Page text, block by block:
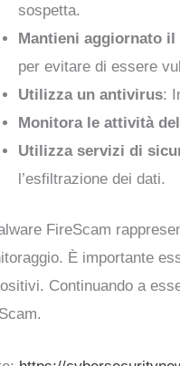
sospetta.
Mantieni aggiornato
per evitare di essere
Utilizza un antivirus:
Monitora le attività
Utilizza servizi di
l’esfiltrazione dei dati.
FireScam
È importante
Continuando a